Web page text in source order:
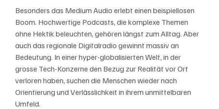
Besonders das Medium Audio erlebt einen beispiellosen
Boom. Hochwertige Podcasts, die komplexe Themen
ohne Hektik beleuchten, gehören längst zum Alltag. Aber
auch das regionale Digitalradio gewinnt massiv an
Bedeutung. In einer hyper-globalisierten Welt, in der
grosse Tech-Konzerne den Bezug zur Realität vor Ort
verloren haben, suchen die Menschen wieder nach
Orientierung und Verlässlichkeit in ihrem unmittelbaren
Umfeld.